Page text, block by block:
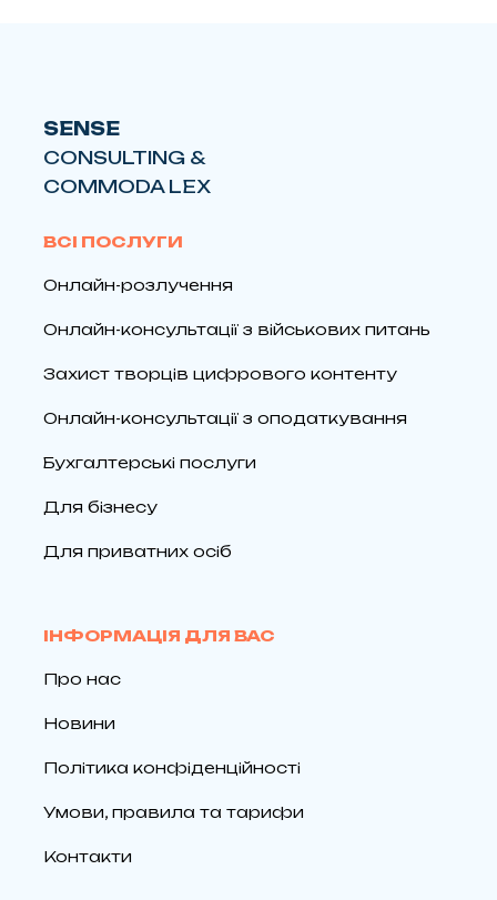
SENSE
CONSULTING &
COMMODA LEX
ВСІ ПОСЛУГИ
Онлайн-розлучення
Онлайн-консультації з військових питань
Захист творців цифрового контенту
Онлайн-консультації з оподаткування
Бухгалтерські послуги
Для бізнесу
Для приватних осіб
ІНФОРМАЦІЯ ДЛЯ ВАС
Про нас
Новини
Політика конфіденційності
Умови, правила та тарифи
Контакти